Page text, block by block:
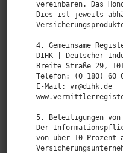
vereinbaren. Das
Dies ist jeweils
4. Gemeinsame
DIHK | Deutscher
Breite Straße 29,
Telefon: (0 180) 60
E‑Mail: vr@dihk.de
5. Beteiligungen
Der
von über 10 Prozent